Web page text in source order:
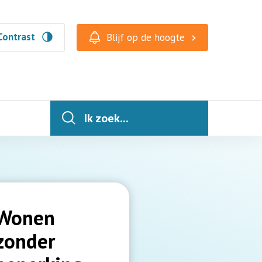
Blijf op de hoogte
Ik zoek...